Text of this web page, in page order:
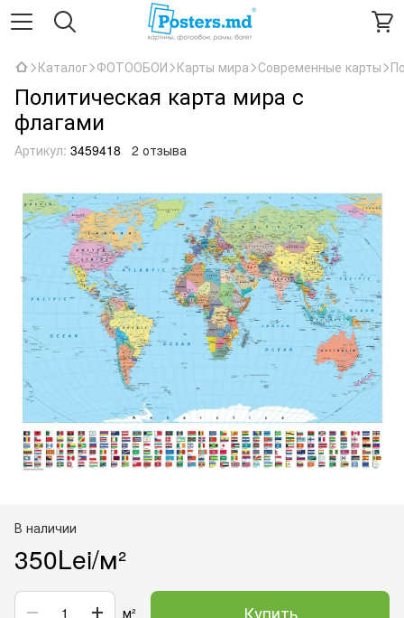
Каталог ФОТООБОИ Карты мира Современные карты
Политическая карта мира с
флагами
Артикул: 3459418 2 отзыва
В наличии
350Lei/м²
м² Купить